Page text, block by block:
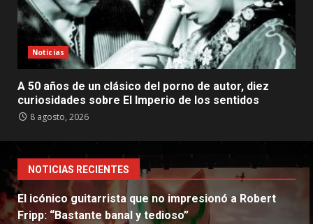
Noticias
A 50 años de un clásico del porno de autor, diez
curiosidades sobre El Imperio de los sentidos
8 agosto, 2026
NOTICIAS RECIENTES
El icónico guitarrista que no impresionó a Robert
Fripp: “Bastante banal y tedioso”